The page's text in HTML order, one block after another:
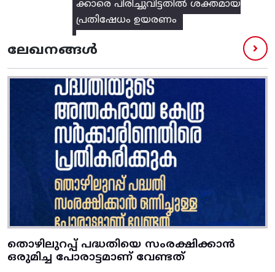
ക്കാരെ പിരിച്ചുവിട്ടതിൽ‌ ശക്തമായ
പ്രതിഷേധം ഉയരണം
ലേഖനങ്ങൾ
തൊഴിലുറപ്പ് പദ്ധതിയെ സംരക്ഷിക്കാൻ
ഒരുമിച്ച പോരാട്ടമാണ് വേണ്ടത്